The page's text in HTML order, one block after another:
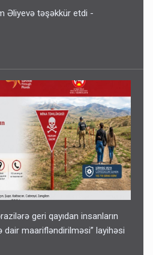
Əliyevə təşəkkür etdi -
geri qayıdan insanların
dair maarifləndirilməsi” layihəsi